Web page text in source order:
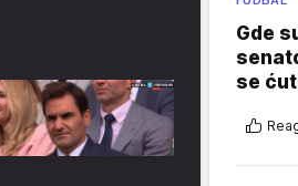
Gde
se